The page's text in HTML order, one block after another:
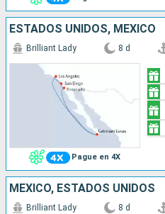
ESTADOS UNIDOS, MÉXICO
Pague en 4X
Brilliant Lady 8 d
MÉXICO, ESTADOS UNIDOS
Brilliant Lady 8 d